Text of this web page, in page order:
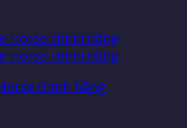
chính hãng